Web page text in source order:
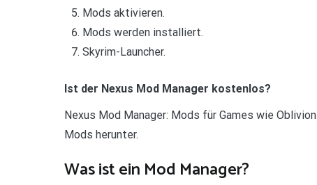
Mods aktivieren.
Mods werden installiert.
Skyrim-Launcher.
Ist der Nexus Mod Manager kostenlos?
Nexus Mod Manager: Mods für Games wie
Mods herunter.
Was ist ein Mod Manager?